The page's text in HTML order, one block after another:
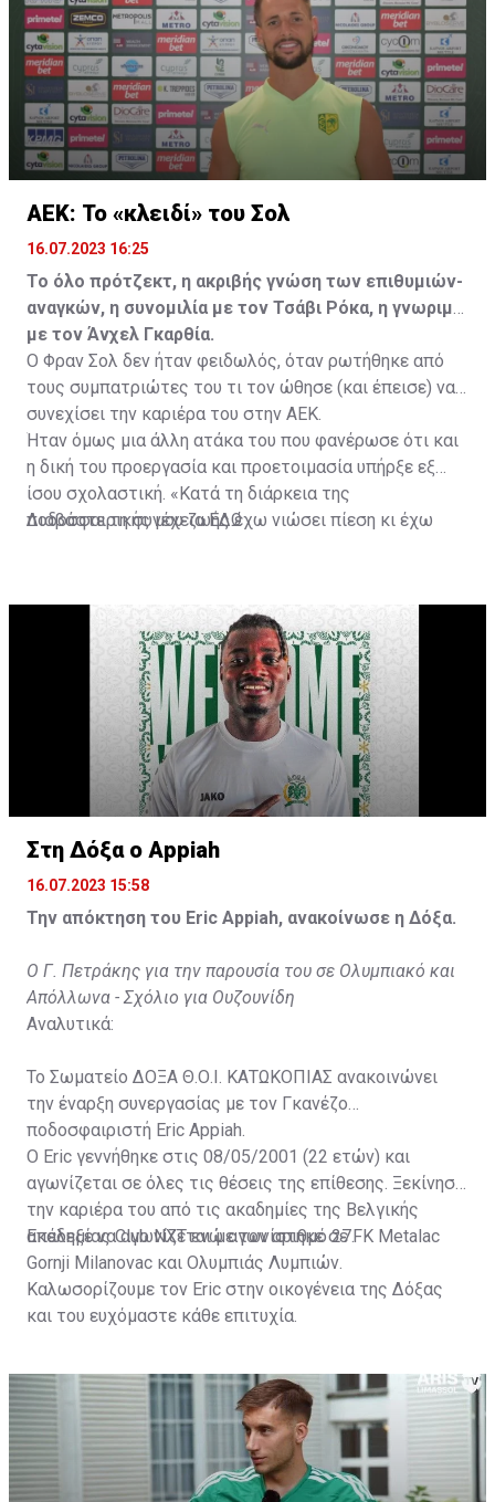
ελεύθερα σε οποιαδήποτε νέα ομάδα το τρέχον
καλοκαίρι.
ΑΕΚ: Το «κλειδί» του Σολ
16.07.2023 16:25
Το όλο πρότζεκτ, η ακριβής γνώση των επιθυμιών-
αναγκών, η συνομιλία με τον Τσάβι Ρόκα, η γνωριμία
με τον Άνχελ Γκαρθία.
Ο Φραν Σολ δεν ήταν φειδωλός, όταν ρωτήθηκε από
τους συμπατριώτες του τι τον ώθησε (και έπεισε) να
συνεχίσει την καριέρα του στην ΑΕΚ.
Ήταν όμως μια άλλη ατάκα του που φανέρωσε ότι και
η δική του προεργασία και προετοιμασία υπήρξε εξ
ίσου σχολαστική. «Κατά τη διάρκεια της
ποδοσφαιρικής μου ζωής έχω νιώσει πίεση κι έχω
31χρονος άσος.
Διαβάστε τη συνέχειαΕΔΩ
Στη Δόξα ο Appiah
16.07.2023 15:58
Την απόκτηση του Eric Appiah, ανακοίνωσε η Δόξα.
Ο Γ. Πετράκης για την παρουσία του σε Ολυμπιακό και
Απόλλωνα - Σχόλιο για Ουζουνίδη
Αναλυτικά:
Το Σωματείο ΔΟΞΑ Θ.Ο.Ι. ΚΑΤΩΚΟΠΙΑΣ ανακοινώνει
την έναρξη συνεργασίας με τον Γκανέζο
ποδοσφαιριστή Eric Appiah.
Ο Eric γεννήθηκε στις 08/05/2001 (22 ετών) και
αγωνίζεται σε όλες τις θέσεις της επίθεσης. Ξεκίνησε
την καριέρα του από τις ακαδημίες της Βελγικής
ακαδημίας Club NXT ενώ αγωνίστηκε σε FK Metalac
Gornji Milanovac και Ολυμπιάς Λυμπιών.
Επέλεξε να αγωνίζεται με τον αριθμό 27.
Καλωσορίζουμε τον Eric στην οικογένεια της Δόξας
και του ευχόμαστε κάθε επιτυχία.